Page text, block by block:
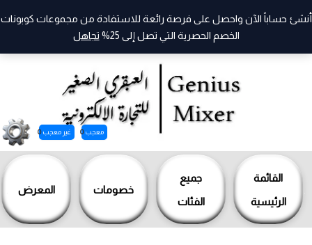
القائمة
الرئيسية
جميع
الفئات
خصومات المعرض
معجب 0 غير معجب 0
أنشئ حساباً الآن واحصل على فرصة رائعة للاستفادة من مجموعات كوبونات
الخصم الحصرية التي تصل إلى 25%
تجاهل
تخطي